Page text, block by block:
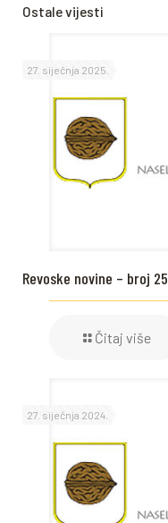
Ostale vijesti
27. siječnja 2025.
Revoske novine – broj 25
Čitaj više
27. siječnja 2024.